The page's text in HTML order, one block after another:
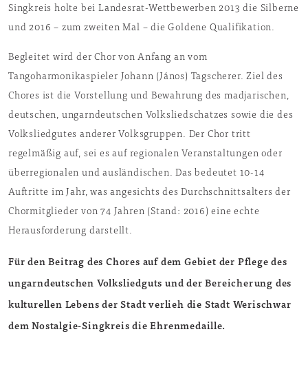
Singkreis holte bei Landesrat-Wettbewerben 2013 die Silberne
und 2016 – zum zweiten Mal – die Goldene Qualifikation.
Begleitet wird der Chor von Anfang an vom
Tangoharmonikaspieler Johann (János) Tagscherer. Ziel des
Chores ist die Vorstellung und Bewahrung des madjarischen,
deutschen, ungarndeutschen Volksliedschatzes sowie die des
Volksliedgutes anderer Volksgruppen. Der Chor tritt
regelmäßig auf, sei es auf regionalen Veranstaltungen oder
überregionalen und ausländischen. Das bedeutet 10-14
Auftritte im Jahr, was angesichts des Durchschnittsalters der
Chormitglieder von 74 Jahren (Stand: 2016) eine echte
Herausforderung darstellt.
Für den Beitrag des Chores auf dem Gebiet der Pflege des
ungarndeutschen Volksliedguts und der Bereicherung des
kulturellen Lebens der Stadt verlieh die Stadt Werischwar
dem Nostalgie-Singkreis die Ehrenmedaille.